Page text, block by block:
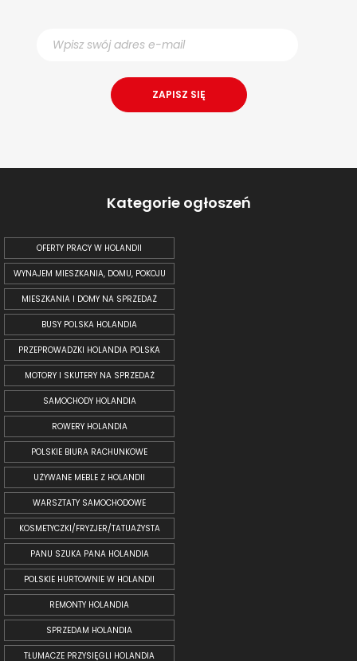
Kategorie ogłoszeń
OFERTY PRACY W HOLANDII
WYNAJEM MIESZKANIA, DOMU, POKOJU
MIESZKANIA I DOMY NA SPRZEDAŻ
BUSY POLSKA HOLANDIA
PRZEPROWADZKI HOLANDIA POLSKA
MOTORY I SKUTERY NA SPRZEDAŻ
SAMOCHODY HOLANDIA
ROWERY HOLANDIA
POLSKIE BIURA RACHUNKOWE
UŻYWANE MEBLE Z HOLANDII
WARSZTATY SAMOCHODOWE
KOSMETYCZKI/FRYZJER/TATUAŻYSTA
PANU SZUKA PANA HOLANDIA
POLSKIE HURTOWNIE W HOLANDII
REMONTY HOLANDIA
SPRZEDAM HOLANDIA
TŁUMACZE PRZYSIĘGLI HOLANDIA